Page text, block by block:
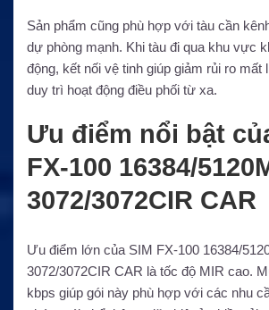
Sản phẩm cũng phù hợp với tàu cần
dự phòng mạnh. Khi tàu đi qua khu vực
động, kết nối vệ tinh giúp giảm rủi ro mất
duy trì hoạt động điều phối từ xa.
Ưu điểm nổi bật
FX-100 16384/
3072/3072CIR CAR
Ưu điểm lớn của SIM FX-100 16384/
3072/3072CIR CAR là tốc độ MIR cao.
kbps giúp gói này phù hợp với các nhu